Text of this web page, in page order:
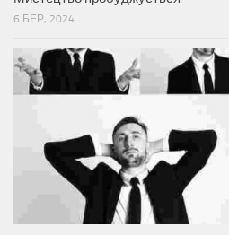
6 БЕР, 2024